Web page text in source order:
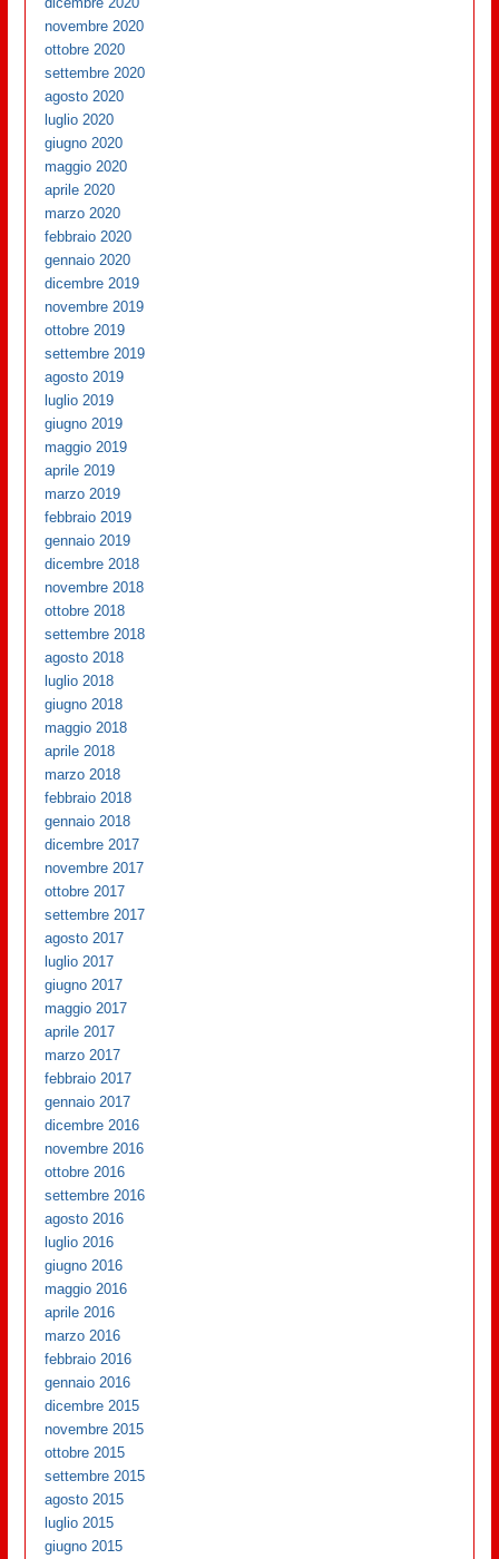
novembre 2020
ottobre 2020
settembre 2020
agosto 2020
luglio 2020
giugno 2020
maggio 2020
aprile 2020
marzo 2020
febbraio 2020
gennaio 2020
dicembre 2019
novembre 2019
ottobre 2019
settembre 2019
agosto 2019
luglio 2019
giugno 2019
maggio 2019
aprile 2019
marzo 2019
febbraio 2019
gennaio 2019
dicembre 2018
novembre 2018
ottobre 2018
settembre 2018
agosto 2018
luglio 2018
giugno 2018
maggio 2018
aprile 2018
marzo 2018
febbraio 2018
gennaio 2018
dicembre 2017
novembre 2017
ottobre 2017
settembre 2017
agosto 2017
luglio 2017
giugno 2017
maggio 2017
aprile 2017
marzo 2017
febbraio 2017
gennaio 2017
dicembre 2016
novembre 2016
ottobre 2016
settembre 2016
agosto 2016
luglio 2016
giugno 2016
maggio 2016
aprile 2016
marzo 2016
febbraio 2016
gennaio 2016
dicembre 2015
novembre 2015
ottobre 2015
settembre 2015
agosto 2015
luglio 2015
giugno 2015